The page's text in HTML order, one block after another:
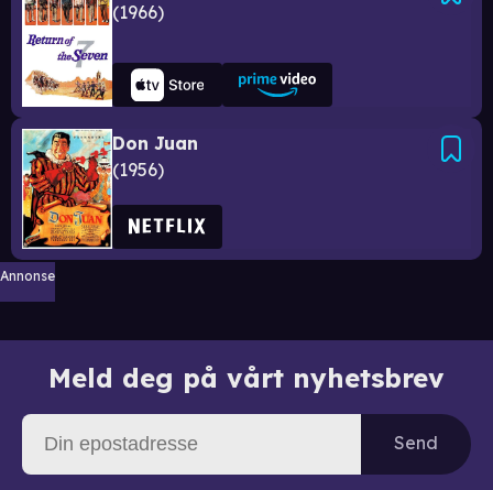
1966
Don Juan
1956
Annonse
Meld deg på vårt nyhetsbrev
Send